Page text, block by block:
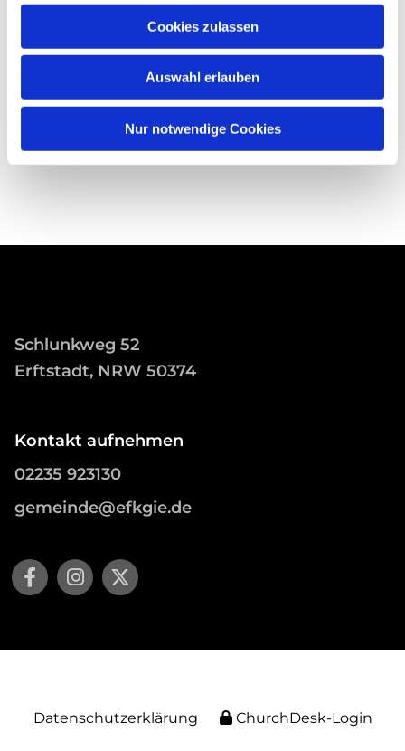
Cookies zulassen
Auswahl erlauben
Nur notwendige Cookies
Schlunkweg 52
Erftstadt, NRW 50374
Kontakt aufnehmen
02235 923130
gemeinde@efkgie.de
Datenschutzerklärung ChurchDesk-Login